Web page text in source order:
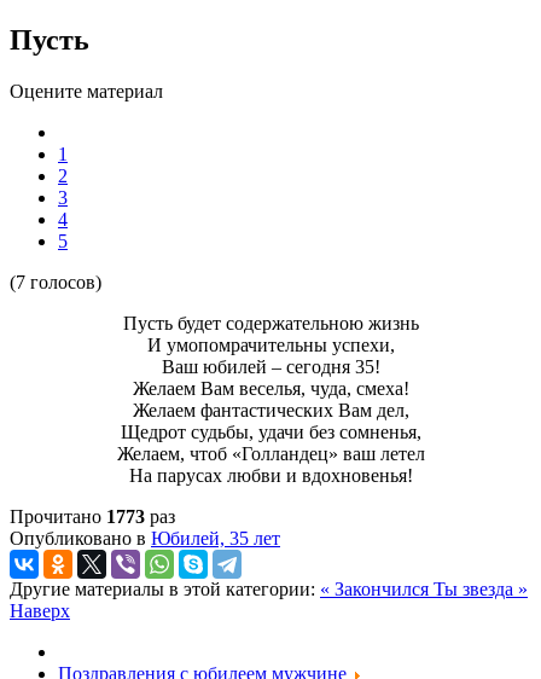
Пусть
Оцените материал
1
2
3
4
5
(7 голосов)
Пусть будет содержательною жизнь
И умопомрачительны успехи,
Ваш юбилей – сегодня 35!
Желаем Вам веселья, чуда, смеха!
Желаем фантастических Вам дел,
Щедрот судьбы, удачи без сомненья,
Желаем, чтоб «Голландец» ваш летел
На парусах любви и вдохновенья!
Прочитано 1773 раз
Опубликовано в Юбилей, 35 лет
Другие материалы в этой категории: « Закончился Ты звезда »
Наверх
Поздравления с юбилеем мужчине